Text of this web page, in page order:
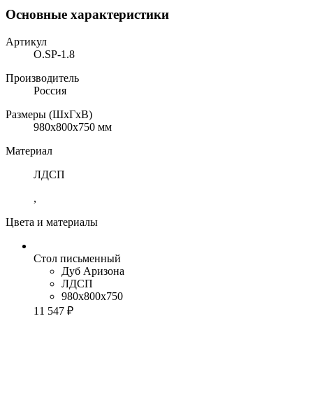
Основные характеристики
Артикул
O.SP-1.8
Производитель
Россия
Размеры (ШхГхВ)
980x800x750 мм
Материал
ЛДСП
,
Цвета и материалы
Стол письменный
Дуб Аризона
ЛДСП
980x800x750
11 547 ₽